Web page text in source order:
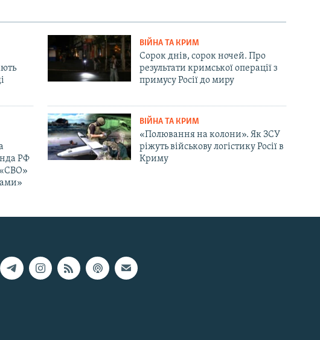
ВІЙНА ТА КРИМ
Сорок днів, сорок ночей. Про
результати кримської операції з
примусу Росії до миру
РФ
ВІЙНА ТА КРИМ
«Полювання на колони». Як ЗСУ
ріжуть військову логістику Росії в
Криму